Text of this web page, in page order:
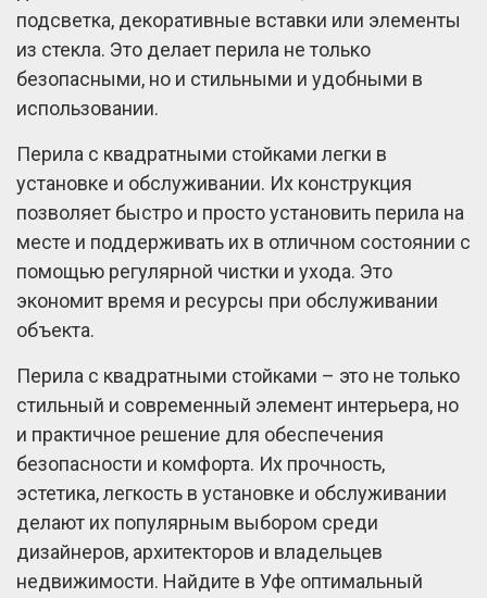
подсветка, декоративные вставки или элементы
из стекла. Это делает перила не только
безопасными, но и стильными и удобными в
использовании.
Перила с квадратными стойками легки в
установке и обслуживании. Их конструкция
позволяет быстро и просто установить перила на
месте и поддерживать их в отличном состоянии с
помощью регулярной чистки и ухода. Это
экономит время и ресурсы при обслуживании
объекта.
Перила с квадратными стойками – это не только
стильный и современный элемент интерьера, но
и практичное решение для обеспечения
безопасности и комфорта. Их прочность,
эстетика, легкость в установке и обслуживании
делают их популярным выбором среди
дизайнеров, архитекторов и владельцев
недвижимости. Найдите в Уфе оптимальный